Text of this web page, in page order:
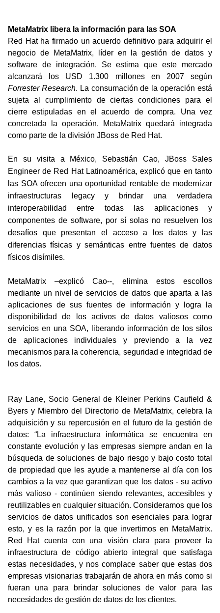
MetaMatrix libera la información para las SOA
Red Hat ha firmado un acuerdo definitivo para adquirir el
negocio de MetaMatrix, líder en la gestión de datos y
software de integración. Se estima que este mercado
alcanzará los USD 1.300 millones en 2007 según
Forrester Research. La consumación de la operación está
sujeta al cumplimiento de ciertas condiciones para el
cierre estipuladas en el acuerdo de compra. Una vez
concretada la operación, MetaMatrix quedará integrada
como parte de la división JBoss de Red Hat.
En su visita a México, Sebastián Cao,JBoss Sales
Engineer de Red Hat Latinoamérica, explicó que en tanto
las SOA ofrecen una oportunidad rentable de modernizar
infraestructuras legacy y brindar una verdadera
interoperabilidad entre todas las aplicaciones y
componentes de software, por sí solas no resuelven los
desafíos que presentan el acceso a los datos y las
diferencias físicas y semánticas entre fuentes de datos
físicos disímiles.
MetaMatrix –explicó Cao--, elimina estos escollos
mediante un nivel de servicios de datos que aparta a las
aplicaciones de sus fuentes de información y logra la
disponibilidad de los activos de datos valiosos como
servicios en una SOA, liberando información de los silos
de aplicaciones individuales y previendo a la vez
mecanismos para la coherencia, seguridad e integridad de
los datos.
Ray Lane, Socio General de Kleiner Perkins Caufield &
Byers y Miembro del Directorio de MetaMatrix, celebra la
adquisición y su repercusión en el futuro de la gestión de
datos: “La infraestructura informática se encuentra en
constante evolución y las empresas siempre andan en la
búsqueda de soluciones de bajo riesgo y bajo costo total
de propiedad que les ayude a mantenerse al día con los
cambios a la vez que garantizan que los datos - su activo
más valioso - continúen siendo relevantes, accesibles y
reutilizables en cualquier situación. Consideramos que los
servicios de datos unificados son esenciales para lograr
esto, y es la razón por la que invertimos en MetaMatrix.
Red Hat cuenta con una visión clara para proveer la
infraestructura de código abierto integral que satisfaga
estas necesidades, y nos complace saber que estas dos
empresas visionarias trabajarán de ahora en más como si
fueran una para brindar soluciones de valor para las
necesidades de gestión de datos de los clientes.